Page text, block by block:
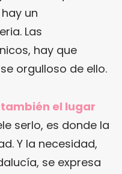
un
Las
hay que
orgulloso de ello.
el lugar
serlo, es donde la
Y la necesidad,
se expresa